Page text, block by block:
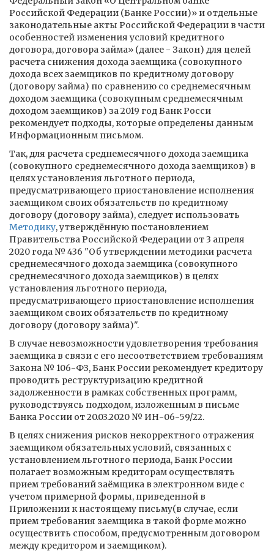
Российской Федерации (Банке России)» и отдельные
законодательные акты Российской Федерации в части
особенностей изменения условий кредитного
договора, договора займа» (далее - Закон) для целей
расчета снижения дохода заемщика (совокупного
дохода всех заемщиков по кредитному договору
(договору займа) по сравнению со среднемесячным
доходом заемщика (совокупным среднемесячным
доходом заемщиков) за 2019 год Банк Росси
рекомендует подходы, которые определены данным
Информационным письмом.
Так, для расчета среднемесячного дохода заемщика
(совокупного среднемесячного дохода заемщиков) в
целях установления льготного периода,
предусматривающего приостановление исполнения
заемщиком своих обязательств по кредитному
договору (договору займа), следует использовать
Методику, утверждённую постановлением
Правительства Российской Федерации от 3 апреля
2020 года № 436 "Об утверждении методики расчета
среднемесячного дохода заемщика (совокупного
среднемесячного дохода заемщиков) в целях
установления льготного периода,
предусматривающего приостановление исполнения
заемщиком своих обязательств по кредитному
договору (договору займа)".
В случае невозможности удовлетворения требования
заемщика в связи с его несоответствием требованиям
Закона № 106-ФЗ, Банк России рекомендует кредитору
проводить реструктуризацию кредитной
задолженности в рамках собственных программ,
руководствуясь подходом, изложенным в письме
Банка России от 20.03.2020 № ИН-06-59/22.
В целях снижения рисков некорректного отражения
заемщиком обязательных условий, связанных с
установлением льготного периода, Банк России
полагает возможным кредиторам осуществлять
прием требований заёмщика в электронном виде с
учетом примерной формы, приведенной в
Приложении к настоящему письму(в случае, если
прием требования заемщика в такой форме можно
осуществить способом, предусмотренным договором
между кредитором и заемщиком).